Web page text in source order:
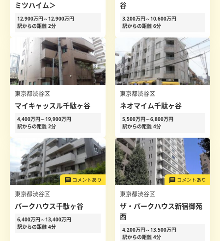
ミツハイム＞
12,900万円～12,900万円
駅からの距離 2分
谷
3,200万円～10,600万円
駅からの距離 6分
東京都渋谷区
マイキャッスル千駄ヶ谷
4,400万円～19,900万円
駅からの距離 2分
東京都渋谷区
ネオマイム千駄ヶ谷
5,500万円～6,800万円
駅からの距離 4分
東京都渋谷区
パークハウス千駄ヶ谷
6,400万円～13,400万円
駅からの距離 4分
東京都渋谷区
ザ・パークハウス新宿御苑
西
4,200万円～13,500万円
駅からの距離 4分